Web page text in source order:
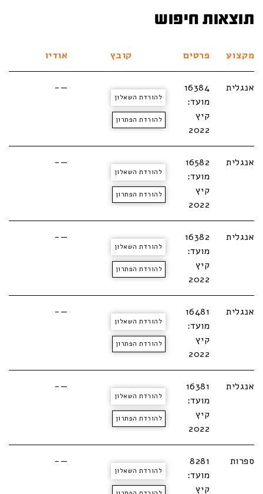
תוצאות חיפוש
מקצוע פרטים קובץ אודיו
אנגלית
16384
מועד:
קיץ
2022
להורדת השאלון
להורדת הפתרון
—-
אנגלית
16582
מועד:
קיץ
2022
להורדת השאלון
להורדת הפתרון
—-
אנגלית
16382
מועד:
קיץ
2022
להורדת השאלון
להורדת הפתרון
—-
אנגלית
16481
מועד:
קיץ
2022
להורדת השאלון
להורדת הפתרון
—-
אנגלית
16381
מועד:
קיץ
2022
להורדת השאלון
להורדת הפתרון
—-
ספרות
8281
מועד:
קיץ
להורדת השאלון
—-